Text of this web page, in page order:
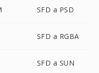
SFD a PSD
SFD a RGBA
SFD a SUN